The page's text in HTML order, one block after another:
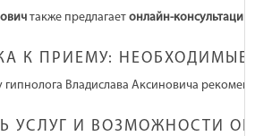
также предлагает онлайн-консультации
К ПРИЕМУ: НЕОБХОДИМЫЕ
гипнолога Владислава Аксиновича
УСЛУГ И ВОЗМОЖНОСТИ